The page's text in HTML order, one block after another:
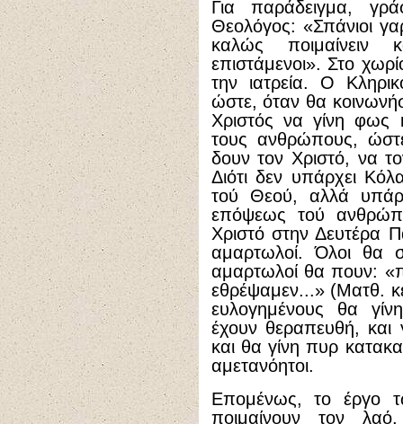
Για παράδειγμα,
Θεολόγος: «Σπάνιοι
καλώς ποιμαίνειν
επιστάμενοι». Στο
την ιατρεία. Ο
ώστε, όταν θα
Χριστός να γίνη φως
τους ανθρώπους,
δουν τον Χριστό, να
Διότι δεν υπάρχει
τού Θεού, αλλά
επόψεως τού
Χριστό στην Δευτέρα
αμαρτωλοί. Όλοι θα
αμαρτωλοί θα πουν:
εθρέψαμεν...» (Ματθ.
ευλογημένους θα
έχουν θεραπευθή, και
και θα γίνη πυρ
αμετανόητοι.
Επομένως, το έργο
ποιμαίνουν τον